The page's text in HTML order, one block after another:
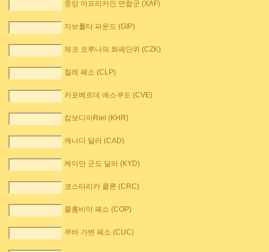
중앙 아프리카인 연합군 (XAF)
지브롤타 파운드 (GIP)
체코 코루나의 화폐단위 (CZK)
칠레 페소 (CLP)
카포베르데 에스쿠도 (CVE)
캄보디아Riel (KHR)
캐나다 달러 (CAD)
케이만 군도 달러 (KYD)
코스타리카 콜론 (CRC)
콜롬비아 페소 (COP)
쿠바 가변 페소 (CUC)